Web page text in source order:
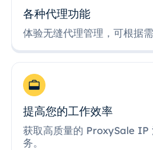
各种代理功能
体验无缝代理管理，可根据
提高您的工作效率
获取高质量的 ProxySale IP
务。